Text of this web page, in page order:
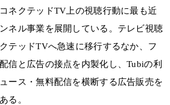
ネクテッドTV上の視聴行動に最も近
ネル事業を展開している。テレビ視聴
テッドTVへ急速に移行するなか、フ
信と広告の接点を内製化し、Tubiの利
ース・無料配信を横断する広告販売を
る。